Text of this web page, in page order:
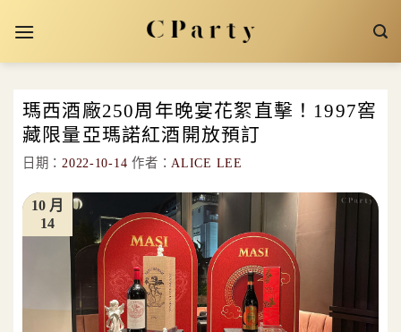
瑪西酒廠250周年晚宴花絮直擊！1997窖
藏限量亞瑪諾紅酒開放預訂
日期：2022-10-14 作者：ALICE LEE
14
10 月